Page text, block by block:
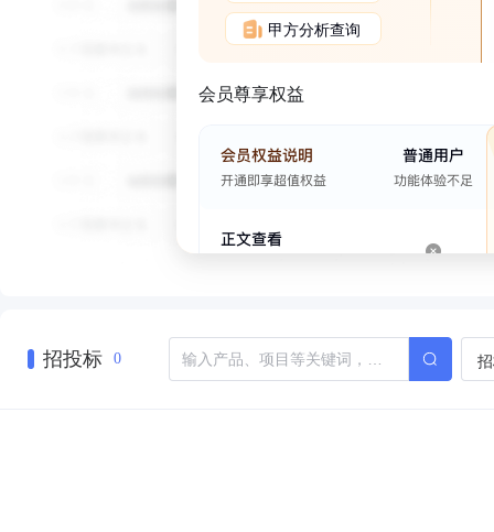
甲方分析查询
会员尊享权益
招投标 0